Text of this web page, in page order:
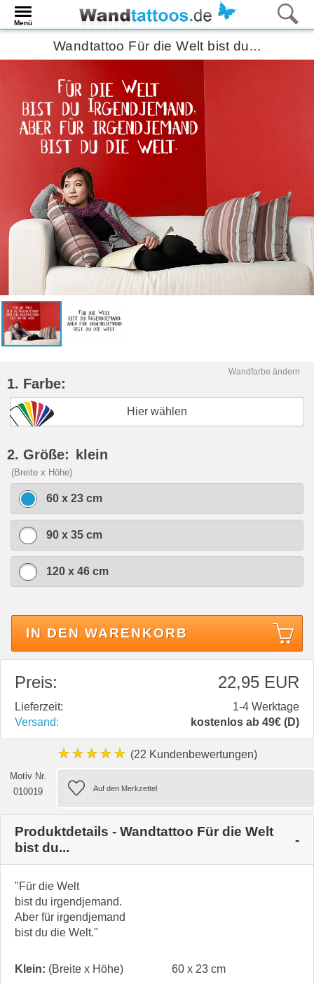
Menü
Wandtattoo Für die Welt bist du...
Wandfarbe ändern
1. Farbe:
Hier wählen
2. Größe: klein
(Breite x Höhe)
60 x 23 cm
90 x 35 cm
120 x 46 cm
IN DEN WARENKORB
Preis: 22,95 EUR
Lieferzeit:
1-4 Werktage
Versand:
kostenlos ab 49€ (D)
★★★★★ (22 Kundenbewertungen)
Motiv Nr.
010019
Produktdetails - Wandtattoo Für die Welt
bist du...
"Für die Welt
bist du irgendjemand.
Aber für irgendjemand
bist du die Welt."
Klein: (Breite x Höhe)
60 x 23 cm